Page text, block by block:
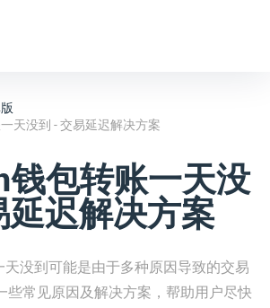
天没到 - 交易延迟解决方案
钱包转账一天没
迟解决方案
天没到可能是由于多种原因导致的交易
些常见原因及解决方案，帮助用户尽快